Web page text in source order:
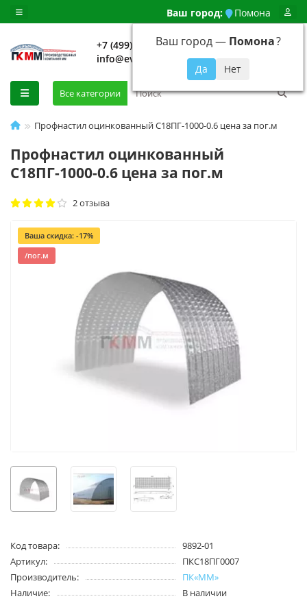
Ваш город: Помона
Ваш город — Помона?
+7 (499) 648-92-94
info@evroshtaketnikmoskva.ru
Все категории
Профнастил оцинкованный С18ПГ-1000-0.6 цена за пог.м
Профнастил оцинкованный
С18ПГ-1000-0.6 цена за пог.м
2 отзыва
Ваша скидка: -17%
/пог.м
Код товара:
9892-01
Артикул:
ПКС18ПГ0007
Производитель:
ПК«ММ»
Наличие:
В наличии